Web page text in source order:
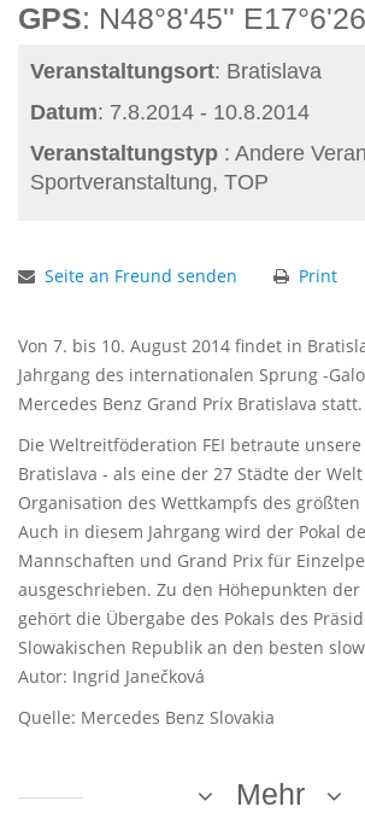
GPS: N48°8'45''
Veranstaltungsort: Bratislava
Datum: 7.8.2014 - 10.8.2014
Veranstaltungstyp : Andere
Sportveranstaltung, TOP
Seite an Freund senden Print
Von 7. bis 10. August 2014 findet in
Jahrgang des internationalen Sprung -
Mercedes Benz Grand Prix Bratislava statt.
Die Weltreitföderation FEI betraute
Bratislava - als eine der 27 Städte der
Organisation des Wettkampfs des
Auch in diesem Jahrgang wird der Pokal
Mannschaften und Grand Prix für
ausgeschrieben. Zu den Höhepunkten
gehört die Übergabe des Pokals des
Slowakischen Republik an den besten
Autor: Ingrid Janečková
Quelle: Mercedes Benz Slovakia
Mehr